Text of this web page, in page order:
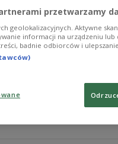
Rodzina 2+2
wartość
Choć rodziny wciąż
to dane
przetwarzamy
geolokalizacyjnych. Aktywne
informacji na urządzeniu
badnie odbiorców i ulepszanie